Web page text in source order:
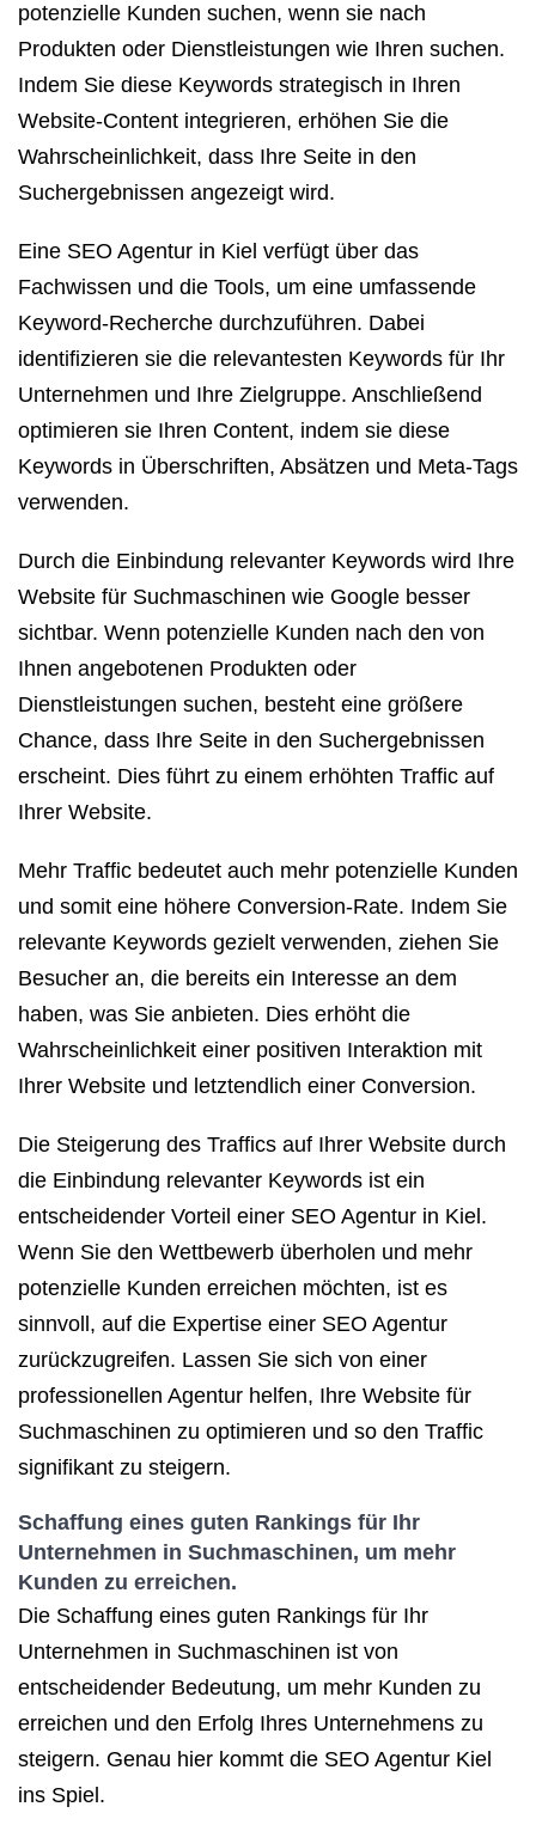
potenzielle Kunden suchen, wenn sie nach
Produkten oder Dienstleistungen wie Ihren suchen.
Indem Sie diese Keywords strategisch in Ihren
Website-Content integrieren, erhöhen Sie die
Wahrscheinlichkeit, dass Ihre Seite in den
Suchergebnissen angezeigt wird.
Eine SEO Agentur in Kiel verfügt über das
Fachwissen und die Tools, um eine umfassende
Keyword-Recherche durchzuführen. Dabei
identifizieren sie die relevantesten Keywords für Ihr
Unternehmen und Ihre Zielgruppe. Anschließend
optimieren sie Ihren Content, indem sie diese
Keywords in Überschriften, Absätzen und Meta-Tags
verwenden.
Durch die Einbindung relevanter Keywords wird Ihre
Website für Suchmaschinen wie Google besser
sichtbar. Wenn potenzielle Kunden nach den von
Ihnen angebotenen Produkten oder
Dienstleistungen suchen, besteht eine größere
Chance, dass Ihre Seite in den Suchergebnissen
erscheint. Dies führt zu einem erhöhten Traffic auf
Ihrer Website.
Mehr Traffic bedeutet auch mehr potenzielle Kunden
und somit eine höhere Conversion-Rate. Indem Sie
relevante Keywords gezielt verwenden, ziehen Sie
Besucher an, die bereits ein Interesse an dem
haben, was Sie anbieten. Dies erhöht die
Wahrscheinlichkeit einer positiven Interaktion mit
Ihrer Website und letztendlich einer Conversion.
Die Steigerung des Traffics auf Ihrer Website durch
die Einbindung relevanter Keywords ist ein
entscheidender Vorteil einer SEO Agentur in Kiel.
Wenn Sie den Wettbewerb überholen und mehr
potenzielle Kunden erreichen möchten, ist es
sinnvoll, auf die Expertise einer SEO Agentur
zurückzugreifen. Lassen Sie sich von einer
professionellen Agentur helfen, Ihre Website für
Suchmaschinen zu optimieren und so den Traffic
signifikant zu steigern.
Schaffung eines guten Rankings für Ihr
Unternehmen in Suchmaschinen, um mehr
Kunden zu erreichen.
Die Schaffung eines guten Rankings für Ihr
Unternehmen in Suchmaschinen ist von
entscheidender Bedeutung, um mehr Kunden zu
erreichen und den Erfolg Ihres Unternehmens zu
steigern. Genau hier kommt die SEO Agentur Kiel
ins Spiel.